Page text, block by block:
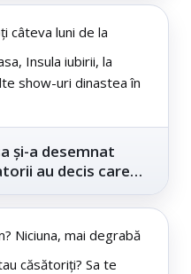
câteva luni de la
Insula iubirii, la
show-uri dinastea în
și-a desemnat
au decis care
Niciuna, mai degrabă
căsătoriți? Sa te